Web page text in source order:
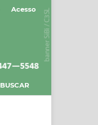
BUSCAR
Acesso